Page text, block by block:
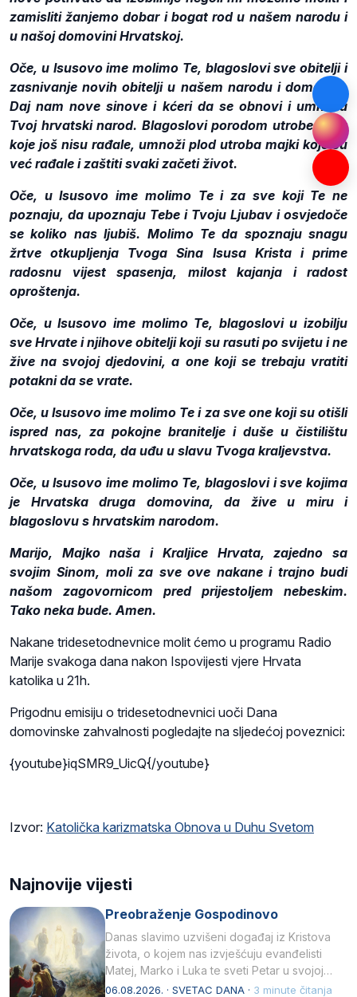
zamisliti žanjemo dobar i bogat rod u našem narodu i
u našoj domovini Hrvatskoj.
Oče, u Isusovo ime molimo Te, blagoslovi sve obitelji i
zasnivanje novih obitelji u našem narodu i domovini.
Daj nam nove sinove i kćeri da se obnovi i umnaža
Tvoj hrvatski narod. Blagoslovi porodom utrobe žena
koje još nisu rađale, umnoži plod utroba majki koje su
već rađale i zaštiti svaki začeti život.
Oče, u Isusovo ime molimo Te i za sve koji Te ne
poznaju, da upoznaju Tebe i Tvoju Ljubav i osvjedoče
se koliko nas ljubiš. Molimo Te da spoznaju snagu
žrtve otkupljenja Tvoga Sina Isusa Krista i prime
radosnu vijest spasenja, milost kajanja i radost
oproštenja.
Oče, u Isusovo ime molimo Te, blagoslovi u izobilju
sve Hrvate i njihove obitelji koji su rasuti po svijetu i ne
žive na svojoj djedovini, a one koji se trebaju vratiti
potakni da se vrate.
Oče, u Isusovo ime molimo Te i za sve one koji su otišli
ispred nas, za pokojne branitelje i duše u čistilištu
hrvatskoga roda, da uđu u slavu Tvoga kraljevstva.
Oče, u Isusovo ime molimo Te, blagoslovi i sve kojima
je Hrvatska druga domovina, da žive u miru i
blagoslovu s hrvatskim narodom.
Marijo, Majko naša i Kraljice Hrvata, zajedno sa
svojim Sinom, moli za sve ove nakane i trajno budi
našom zagovornicom pred prijestoljem nebeskim.
Tako neka bude. Amen.
Nakane tridesetodnevnice molit ćemo u programu Radio
Marije svakoga dana nakon Ispovijesti vjere Hrvata
katolika u 21h.
Prigodnu emisiju o tridesetodnevnici uoči Dana
domovinske zahvalnosti pogledajte na sljedećoj poveznici:
{youtube}iqSMR9_UicQ{/youtube}
Izvor: Katolička karizmatska Obnova u Duhu Svetom
Najnovije vijesti
Preobraženje Gospodinovo
Danas slavimo uzvišeni događaj iz Kristova
života, o kojem nas izvješćuju evanđelisti
Matej, Marko i Luka te sveti Petar u svojoj
drugoj…
06.08.2026. · SVETAC DANA · 3 minute čitanja